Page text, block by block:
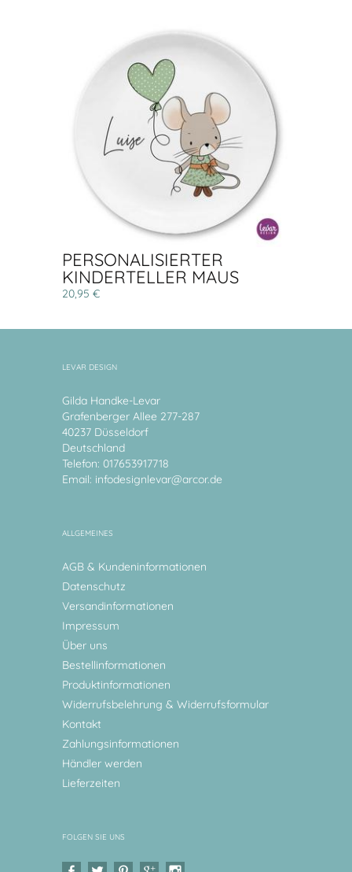
PERSONALISIERTER
KINDERTELLER MAUS
20,95 €
LEVAR DESIGN
Gilda Handke-Levar
Grafenberger Allee 277-287
40237 Düsseldorf
Deutschland
Telefon: 017653917718
Email: infodesignlevar@arcor.de
ALLGEMEINES
AGB & Kundeninformationen
Datenschutz
Versandinformationen
Impressum
Über uns
Bestellinformationen
Produktinformationen
Widerrufsbelehrung & Widerrufsformular
Kontakt
Zahlungsinformationen
Händler werden
Lieferzeiten
FOLGEN SIE UNS